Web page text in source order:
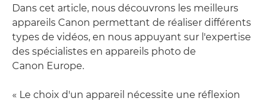
Dans cet article, nous découvrons les meilleurs
appareils Canon permettant de réaliser différents
types de vidéos, en nous appuyant sur l'expertise
des spécialistes en appareils photo de
Canon Europe.
« Le choix d'un appareil nécessite une réflexion